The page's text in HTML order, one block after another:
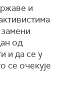
и
од
и да се у
се очекује